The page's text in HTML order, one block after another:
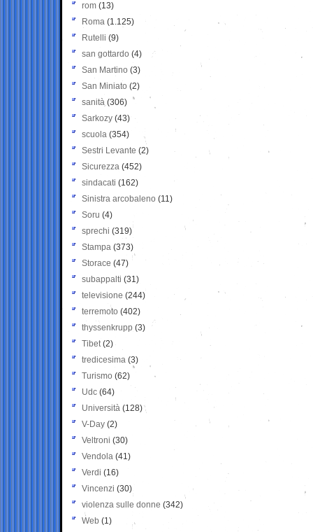
rom (13)
Roma (1.125)
Rutelli (9)
san gottardo (4)
San Martino (3)
San Miniato (2)
sanità (306)
Sarkozy (43)
scuola (354)
Sestri Levante (2)
Sicurezza (452)
sindacati (162)
Sinistra arcobaleno (11)
Soru (4)
sprechi (319)
Stampa (373)
Storace (47)
subappalti (31)
televisione(244)
terremoto (402)
thyssenkrupp (3)
Tibet(2)
tredicesima (3)
Turismo (62)
Udc (64)
Università (128)
V-Day (2)
Veltroni (30)
Vendola (41)
Verdi (16)
Vincenzi (30)
violenza sulle donne (342)
Web (1)